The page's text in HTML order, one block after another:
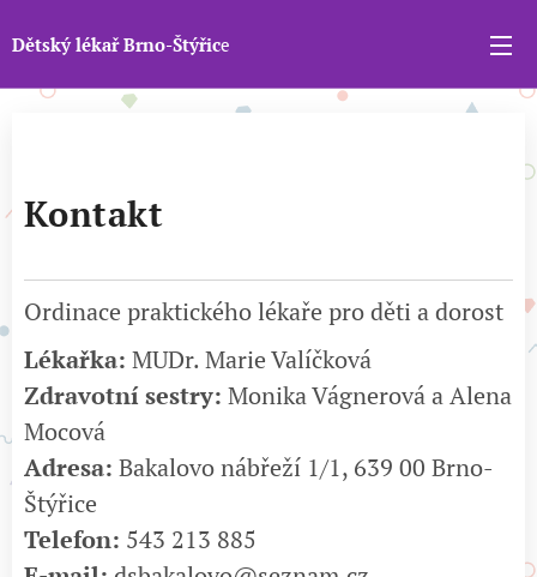
Dětský lékař Brno-Štýřice
Kontakt
Ordinace praktického lékaře pro děti a dorost
Lékařka: MUDr. Marie Valíčková
Zdravotní sestry: Monika Vágnerová a Alena
Mocová
Adresa: Bakalovo nábřeží 1/1, 639 00 Brno-
Štýřice
Telefon: 543 213 885